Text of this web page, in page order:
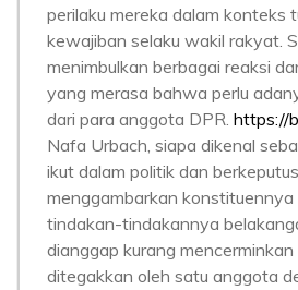
perilaku mereka dalam konteks
kewajiban selaku wakil rakyat.
menimbulkan berbagai reaksi
yang merasa bahwa perlu
dari para anggota DPR. https://
Nafa Urbach, siapa dikenal
ikut dalam politik dan
menggambarkan konstituennya
tindakan-tindakannya
dianggap kurang
ditegakkan oleh satu anggota